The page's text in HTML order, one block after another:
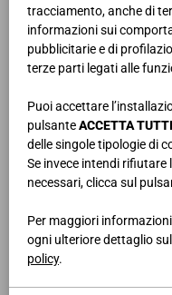
tracciamento, anche di
informazioni sui
pubblicitarie e di
terze parti legati alle
Puoi accettare
pulsanteACCETTA TUTTI
delle singole tipologie di
Se invece intendi rifiutare
necessari, clicca sul
Per maggiori
ogni ulteriore dettaglio
policy.
L’emittente Boomerang
spot quotidianamente dal
fasce orarie, con una
Guarda lo Spot >>